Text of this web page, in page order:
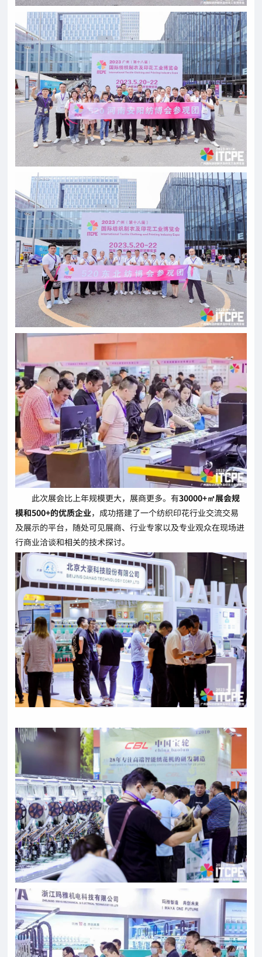
此次展会比上年规模更大，展商更多。有30000+㎡展会规
模和500+的优质企业，成功搭建了一个纺织印花行业交流交易
及展示的平台，随处可见展商、行业专家以及专业观众在现场进
行商业洽谈和相关的技术探讨。